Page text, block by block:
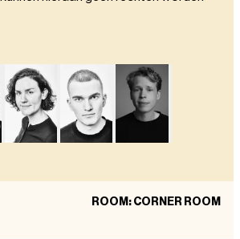
ROOM: CORNER ROOM